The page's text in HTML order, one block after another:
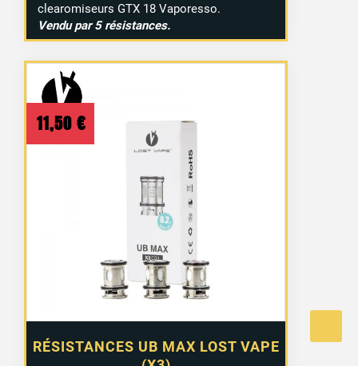
clearomiseurs GTX 18 Vaporesso.
Vendu par 5 résistances.
RÉSISTANCES UB MAX LOST VAPE
11,50 €